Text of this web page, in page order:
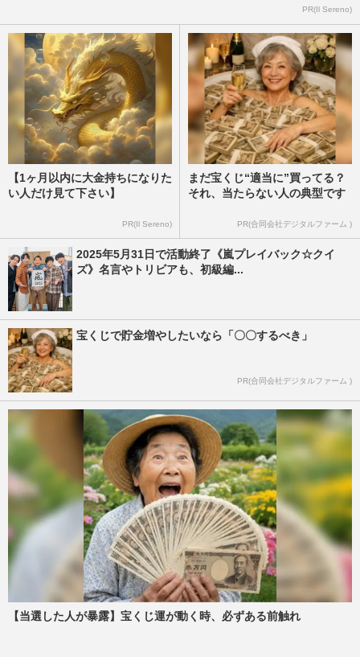
PR(Il Sereno)
【1ヶ月以内に大金持ちになりた
い人だけ見て下さい】
PR(Il Sereno)
まだ宝くじ“適当に”買ってる？
それ、当たらない人の典型です
PR(合同会社デジタルファーム )
2025年5月31日で活動終了《嵐プレイバック☆クイ
ズ》名言やトリビアも、初級編...
宝くじで貯金増やしたいなら「〇〇するべき」
PR(合同会社デジタルファーム )
【当選した人が暴露】宝くじ運が動く時、必ずある前触れ